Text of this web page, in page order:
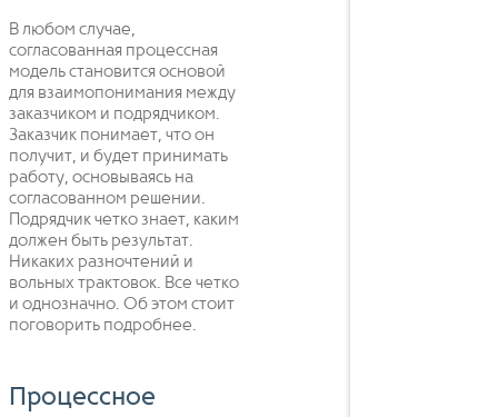
В любом случае,
согласованная процессная
модель становится основой
для взаимопонимания между
заказчиком и подрядчиком.
Заказчик понимает, что он
получит, и будет принимать
работу, основываясь на
согласованном решении.
Подрядчик четко знает, каким
должен быть результат.
Никаких разночтений и
вольных трактовок. Все четко
и однозначно. Об этом стоит
поговорить подробнее.
Процессное